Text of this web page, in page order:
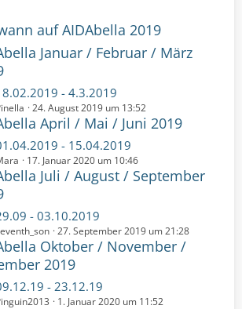
auf AIDAbella 2019
Januar / Februar / März
- 4.3.2019
24. August 2019 um 13:52
April / Mai / Juni 2019
- 15.04.2019
17. Januar 2020 um 10:46
Juli / August / September
- 03.10.2019
27. September 2019 um 21:28
Oktober / November /
2019
- 23.12.19
1. Januar 2020 um 11:52